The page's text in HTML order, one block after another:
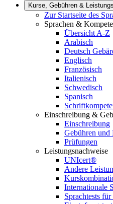
Kurse, Gebühren &
Zur Startseite des
Sprachen &
Übersicht A-Z
Arabisch
Deutsch
Englisch
Französisch
Italienisch
Schwedisch
Spanisch
Einschreibung &
Einschreibung
Gebühren und
Prüfungen
Leistungsnachweise
UNIcert®
Andere
Internationale
Sprachtests